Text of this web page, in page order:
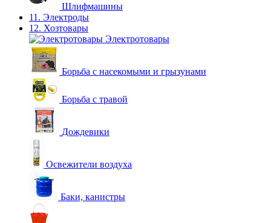
Шлифмашины
11. Электроды
12. Хозтовары
Электротовары
Борьба с насекомыми и грызунами
Борьба с травой
Дождевики
Освежители воздуха
Баки, канистры